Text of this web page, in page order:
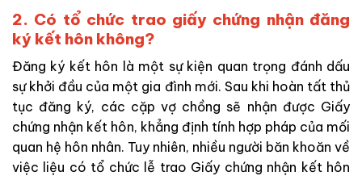
2. Có tổ chức trao giấy chứng nhận đăng
ký kết hôn không?
Đăng ký kết hôn là một sự kiện quan trọng đánh dấu
sự khởi đầu của một gia đình mới. Sau khi hoàn tất thủ
tục đăng ký, các cặp vợ chồng sẽ nhận được Giấy
chứng nhận kết hôn, khẳng định tính hợp pháp của mối
quan hệ hôn nhân. Tuy nhiên, nhiều người băn khoăn về
việc liệu có tổ chức lễ trao Giấy chứng nhận kết hôn